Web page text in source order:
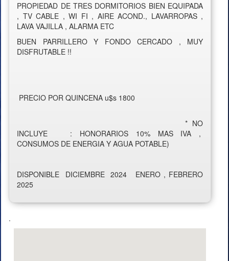
PROPIEDAD DE TRES DORMITORIOS BIEN EQUIPADA
, TV CABLE , WI FI , AIRE ACOND., LAVARROPAS ,
LAVA VAJILLA , ALARMA ETC
BUEN PARRILLERO Y FONDO CERCADO , MUY
DISFRUTABLE !!
PRECIO POR QUINCENA u$s 1800
* NO
INCLUYE : HONORARIOS 10% MAS IVA ,
CONSUMOS DE ENERGIA Y AGUA POTABLE)
DISPONIBLE DICIEMBRE 2024 ENERO , FEBRERO
2025
.